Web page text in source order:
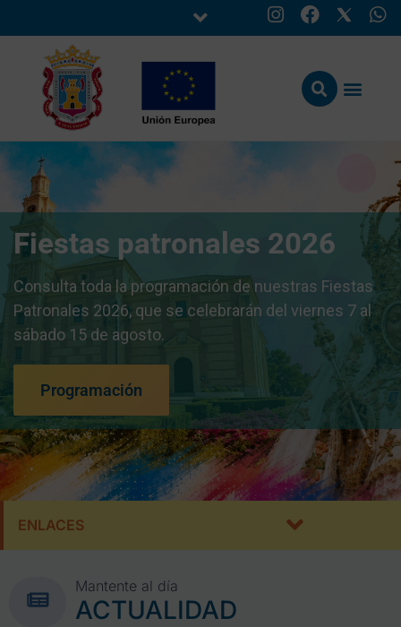
Fiestas patronales 2026
Consulta toda la programación de nuestras Fiestas
Patronales 2026, que se celebrarán del viernes 7 al
sábado 15 de agosto.
Programación
ENLACES
Mantente al día
ACTUALIDAD